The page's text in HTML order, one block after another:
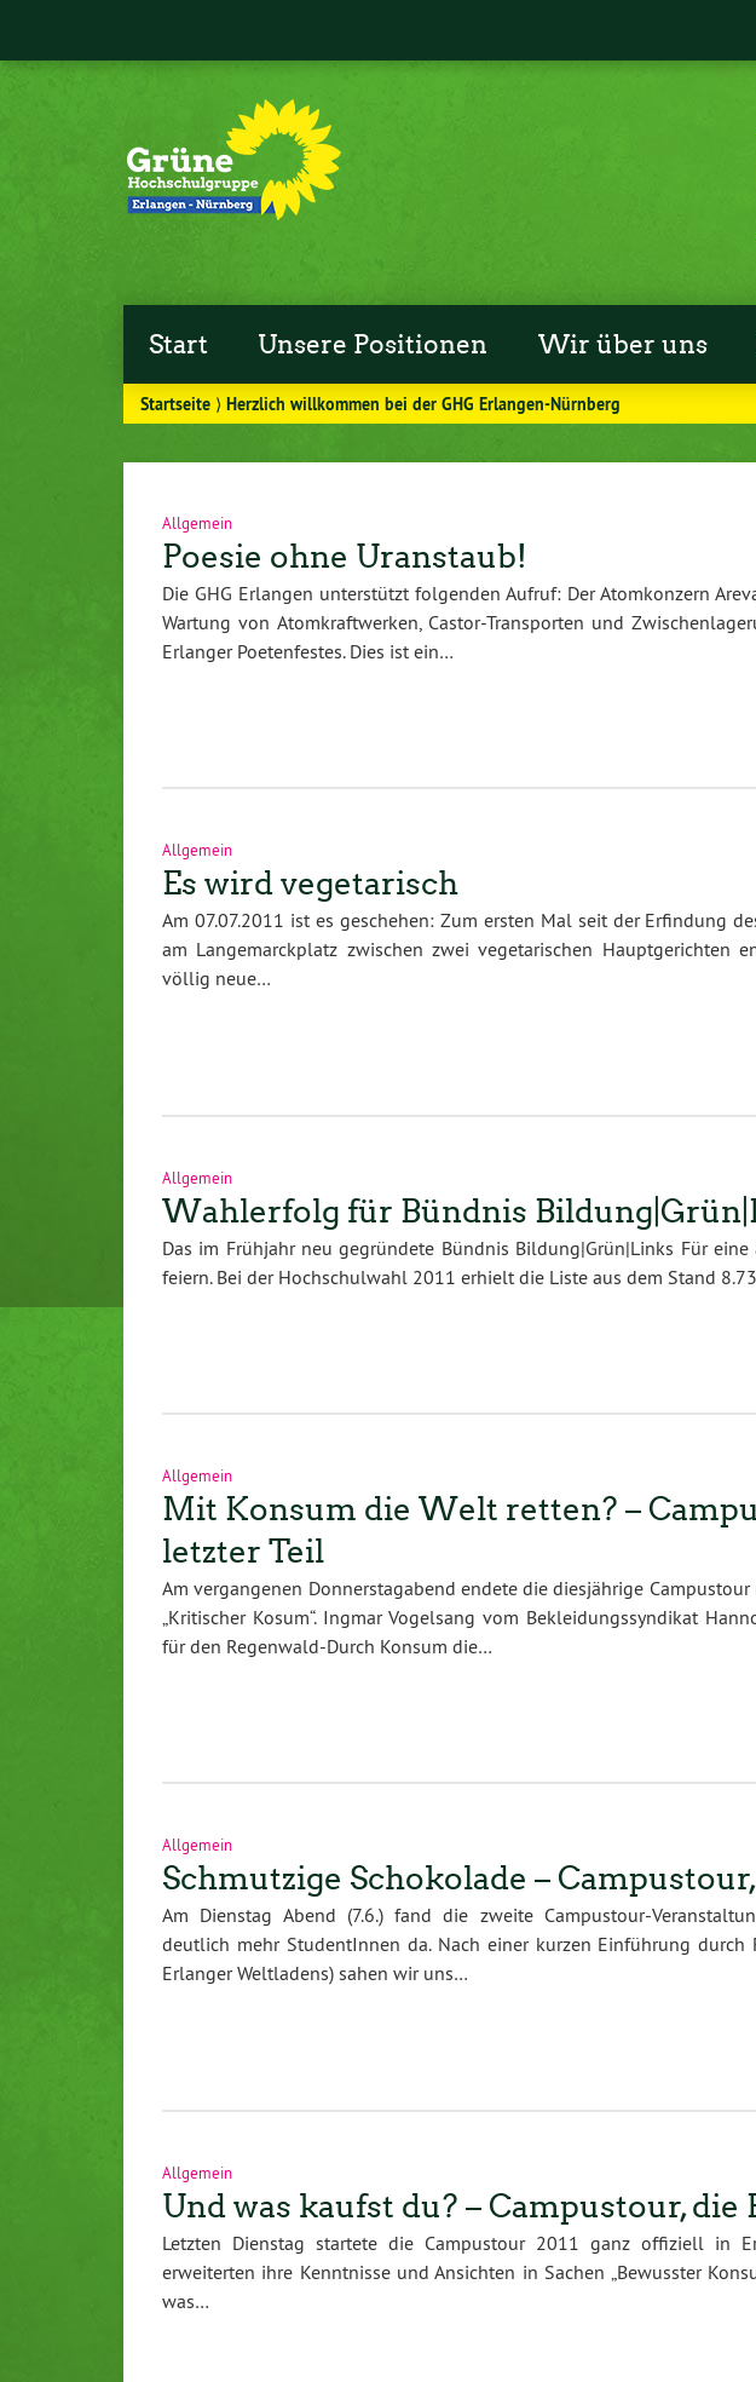
Start Unsere Positionen Wir über uns
Startseite ⟩Herzlich willkommen bei der GHG Erlangen-Nürnberg
Allgemein
Poesie ohne Uranstaub!
Die GHG Erlangen unterstützt folgenden Aufruf: Der Atomkonzern
Wartung von Atomkraftwerken, Castor-Transporten und
Erlanger Poetenfestes. Dies ist ein…
Allgemein
Es wird vegetarisch
Am 07.07.2011 ist es geschehen: Zum ersten Mal seit der Erfindung
am Langemarckplatz zwischen zwei vegetarischen Hauptgerichten
völlig neue…
Allgemein
Wahlerfolg für Bündnis
Das im Frühjahr neu gegründete Bündnis Bildung|Grün|Links Für
feiern. Bei der Hochschulwahl 2011 erhielt die Liste aus dem Stand
Allgemein
Mit Konsum die Welt retten? –
letzter Teil
Am vergangenen Donnerstagabend endete die diesjährige
„Kritischer Kosum“. Ingmar Vogelsang vom Bekleidungssyndikat
für den Regenwald-Durch Konsum die…
Allgemein
Schmutzige Schokolade –
Am Dienstag Abend (7.6.) fand die zweite Campustour-
deutlich mehr StudentInnen da. Nach einer kurzen Einführung durch
Erlanger Weltladens) sahen wir uns…
Allgemein
Und was kaufst du? – Campustour, die
Letzten Dienstag startete die Campustour 2011 ganz offiziell in
erweiterten ihre Kenntnisse und Ansichten in Sachen „Bewusster
was…